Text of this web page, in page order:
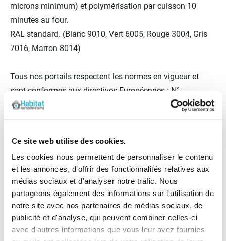
Ce site web utilise des cookies.
Les cookies nous permettent de personnaliser le contenu
et les annonces, d'offrir des fonctionnalités relatives aux
médias sociaux et d'analyser notre trafic. Nous
partageons également des informations sur l'utilisation de
notre site avec nos partenaires de médias sociaux, de
publicité et d'analyse, qui peuvent combiner celles-ci
avec d'autres informations que vous leur avez fournies
microns minimum) et polymérisation par cuisson 10
minutes au four.
RAL standard. (Blanc 9010, Vert 6005, Rouge 3004, Gris
7016, Marron 8014)
Tous nos portails respectent les normes en vigueur et
sont conformes aux directives Européennes : N°
89/106/CE, 98/37/CE, 73/23/CE, 89/336/CE et satisfont
Fiches techniques
Marque Habitat Automatisme
Les avis clients